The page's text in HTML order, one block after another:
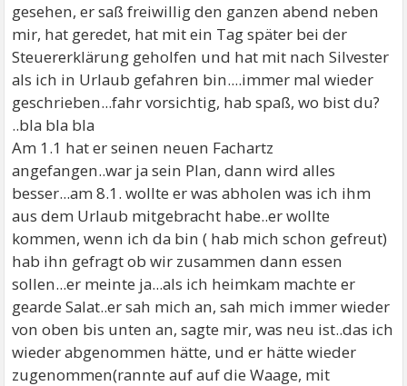
gesehen, er saß freiwillig den ganzen abend neben
mir, hat geredet, hat mit ein Tag später bei der
Steuererklärung geholfen und hat mit nach Silvester
als ich in Urlaub gefahren bin....immer mal wieder
geschrieben...fahr vorsichtig, hab spaß, wo bist du?
..bla bla bla
Am 1.1 hat er seinen neuen Fachartz
angefangen..war ja sein Plan, dann wird alles
besser...am 8.1. wollte er was abholen was ich ihm
aus dem Urlaub mitgebracht habe..er wollte
kommen, wenn ich da bin ( hab mich schon gefreut)
hab ihn gefragt ob wir zusammen dann essen
sollen...er meinte ja...als ich heimkam machte er
gearde Salat..er sah mich an, sah mich immer wieder
von oben bis unten an, sagte mir, was neu ist..das ich
wieder abgenommen hätte, und er hätte wieder
zugenommen(rannte auf auf die Waage, mit